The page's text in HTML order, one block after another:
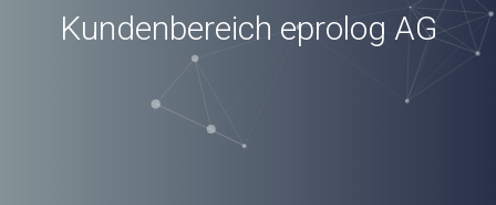
Kundenbereich eprolog AG